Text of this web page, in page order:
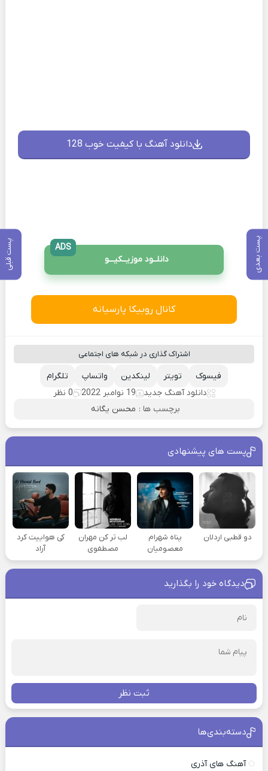
پست بعدی پست قبلی
دانلود آهنگ با کیفیت خوب 128
دانلــود موزیــکیـــو
ADS
کانال روبیکا پارسیانه
اشتراک گذاری در شبکه های اجتماعی
تلگرام واتساپ لینکدین تویتر
فیسوک
دانلود آهنگ جدید
19 نوامبر 2022
0 نظر
برچسب ها : محسن یگانه
پست های پیشنهادی
دو قطبی اردلان
پناه شهرام
معصومیان
لب تر کن مهران
مصطفوی
کی هواییت کرد
آراد
دیدگاه خود را بگذارید
ثبت نظر
دسته‌بندی‌ها
آهنگ های آذری